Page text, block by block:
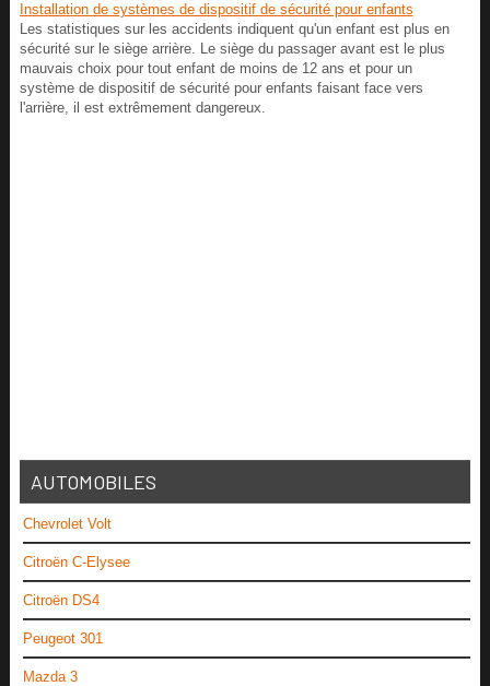
Installation de systèmes de dispositif de sécurité pour enfants
Les statistiques sur les accidents indiquent qu'un enfant est plus en
sécurité sur le siège arrière. Le siège du passager avant est le plus
mauvais choix pour tout enfant de moins de 12 ans et pour un
système de dispositif de sécurité pour enfants faisant face vers
l'arrière, il est extrêmement dangereux.
AUTOMOBILES
Chevrolet Volt
Citroën C-Elysee
Citroën DS4
Peugeot 301
Mazda 3